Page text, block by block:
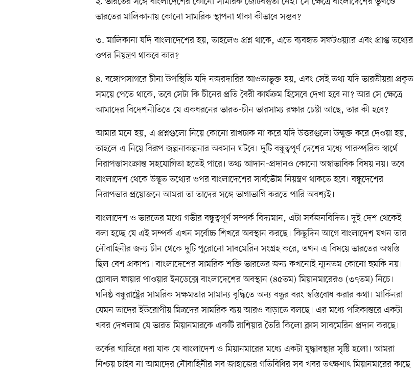
ভারতের মালিকানায় কোনো সামরিক স্থাপনা থাকা কীভাবে সম্ভব?
৩. মালিকানা যদি বাংলাদেশের হয়, তাহলেও প্রশ্ন থাকে, এতে ব্যবহৃত সফটওয়্যার এবং প্রাপ্ত তথ্যের
ওপর নিয়ন্ত্রণ থাকবে কার?
৪. বঙ্গোপসাগরে চীনা উপস্থিতি যদি নজরদারির আওতাভুক্ত হয়, এবং সেই তথ্য যদি ভারতীয়রা প্রকৃত
সময়ে পেতে থাকে, তবে সেটা কি চীনের প্রতি বৈরী কার্যক্রম হিসেবে দেখা হবে না? আর সে ক্ষেত্রে
আমাদের বিদেশনীতিতে যে একধরনের ভারত-চীন ভারসাম্য রক্ষার চেষ্টা আছে, তার কী হবে?
আমার মনে হয়, এ প্রশ্নগুলো নিয়ে কোনো রাখঢাক না করে যদি উত্তরগুলো উন্মুক্ত করে দেওয়া হয়,
তাহলে এ নিয়ে বিরূপ জল্পনাকল্পনার অবসান ঘটবে। দুটি বন্ধুত্বপূর্ণ দেশের মধ্যে পারস্পরিক স্বার্থে
নিরাপত্তাসংক্রান্ত সহযোগিতা হতেই পারে। তথ্য আদান–প্রদানও কোনো অস্বাভাবিক বিষয় নয়। তবে
বাংলাদেশ থেকে উদ্ভূত তথ্যের ওপর বাংলাদেশের সার্বভৌম নিয়ন্ত্রণ থাকতে হবে। বন্ধুদেশের
নিরাপত্তার প্রয়োজনে আমরা তা তাদের সঙ্গে ভাগাভাগি করতে পারি অবশ্যই।
বাংলাদেশ ও ভারতের মধ্যে গভীর বন্ধুত্বপূর্ণ সম্পর্ক বিদ্যমান, এটা সর্বজনবিদিত। দুই দেশ থেকেই
বলা হচ্ছে যে এই সম্পর্ক এখন সর্বোচ্চ শিখরে অবস্থান করছে। কিছুদিন আগে বাংলাদেশ যখন তার
নৌবাহিনীর জন্য চীন থেকে দুটি পুরোনো সাবমেরিন সংগ্রহ করে, তখন এ বিষয়ে ভারতের অস্বস্তি
ছিল বেশ প্রকাশ্য। বাংলাদেশের সামরিক শক্তি ভারতের জন্য কখনোই ন্যূনতম কোনো হুমকি নয়।
গ্লোবাল ফায়ার পাওয়ার ইনডেক্সে বাংলাদেশের অবস্থান (৪৫তম) মিয়ানমারেরও (৩৭তম) নিচে।
ঘনিষ্ঠ বন্ধুরাষ্ট্রের সামরিক সক্ষমতার সামান্য বৃদ্ধিতে অন্য বন্ধুর বরং স্বস্তিবোধ করার কথা। মার্কিনরা
যেমন তাদের ইউরোপীয় মিত্রদের সামরিক ব্যয় আরও বাড়াতে বলছে। এর মধ্যে পত্রিকান্তরে একটা
খবর দেখলাম যে ভারত মিয়ানমারকে একটি রাশিয়ার তৈরি কিলো ক্লাস সাবমেরিন প্রদান করছে।
তর্কের খাতিরে ধরা যাক যে বাংলাদেশ ও মিয়ানমারের মধ্যে একটা যুদ্ধাবস্থার সৃষ্টি হলো। আমরা
নিশ্চয় চাইব না আমাদের নৌবাহিনীর সব জাহাজের গতিবিধির সব খবর তৎক্ষণাৎ মিয়ানমারের কাছে